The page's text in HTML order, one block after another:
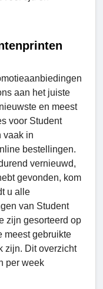
aan het juiste
en meest
voor Student
vaak in
bestellingen.
vernieuwd,
gevonden, kom
u alle
van Student
zijn gesorteerd op
meest gebruikte
zijn. Dit overzicht
per week